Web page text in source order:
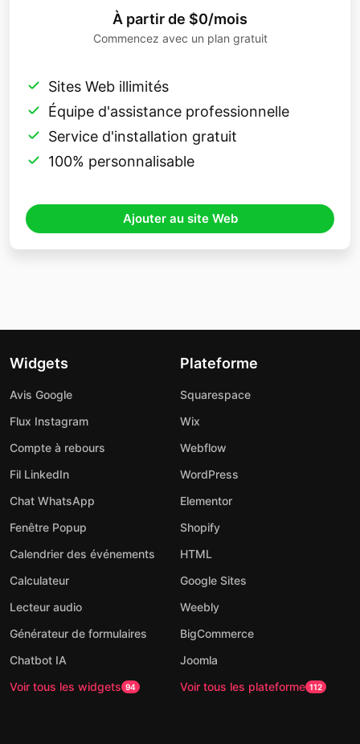
À partir de $0/mois
Commencez avec un plan gratuit
Sites Web illimités
Équipe d'assistance professionnelle
Service d'installation gratuit
100% personnalisable
Ajouter au site Web
Widgets
Avis Google
Flux Instagram
Compte à rebours
Fil LinkedIn
Chat WhatsApp
Fenêtre Popup
Calendrier des événements
Calculateur
Lecteur audio
Générateur de formulaires
Chatbot IA
Voir tous les widgets 94
Plateforme
Squarespace
Wix
Webflow
WordPress
Elementor
Shopify
HTML
Google Sites
Weebly
BigCommerce
Joomla
Voir tous les plateforme 112